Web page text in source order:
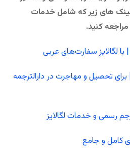
های زیر که شامل خدمات
کنید.
با لگالایز سفارت‌های عربی
تحصیل و مهاجرت در دارالترجمه
رسمی و خدمات لگالایز
کامل و جامع